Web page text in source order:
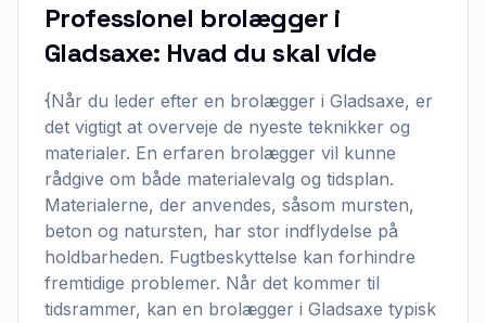
Professionel brolægger i
Gladsaxe: Hvad du skal vide
{Når du leder efter en brolægger i Gladsaxe, er
det vigtigt at overveje de nyeste teknikker og
materialer. En erfaren brolægger vil kunne
rådgive om både materialevalg og tidsplan.
Materialerne, der anvendes, såsom mursten,
beton og natursten, har stor indflydelse på
holdbarheden. Fugtbeskyttelse kan forhindre
fremtidige problemer. Når det kommer til
tidsrammer, kan en brolægger i Gladsaxe typisk